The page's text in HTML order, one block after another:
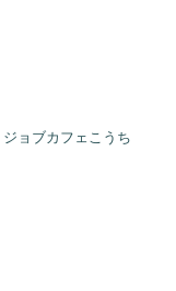
ョブカフェこうち